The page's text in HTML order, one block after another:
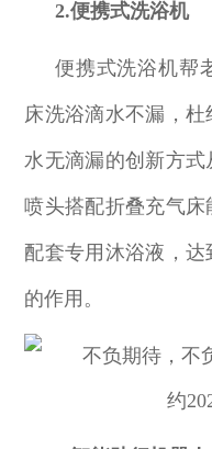
2.便携式洗浴机
便携式洗浴机帮
床洗浴滴水不漏，
水无滴漏的创新方
喷头搭配折叠充气床
配套专用沐浴液，
的作用。